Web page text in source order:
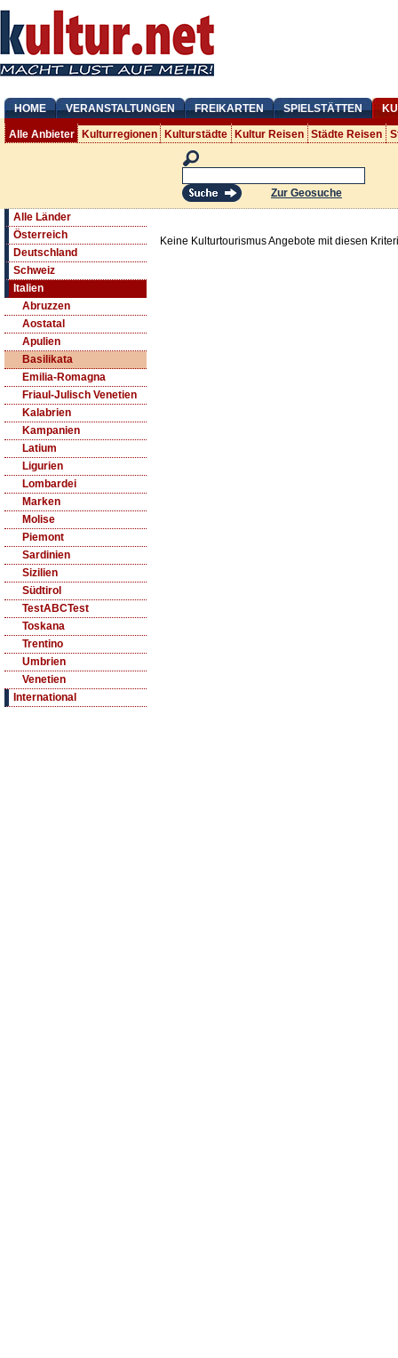
HOME VERANSTALTUNGEN FREIKARTEN SPIELSTÄTTEN
Alle Anbieter Kulturregionen Kulturstädte Kultur Reisen Städte Reisen
Zur Geosuche
Alle Länder
Österreich
Deutschland
Schweiz
Italien
Abruzzen
Aostatal
Apulien
Basilikata
Emilia-Romagna
Friaul-Julisch Venetien
Kalabrien
Kampanien
Latium
Ligurien
Lombardei
Marken
Molise
Piemont
Sardinien
Sizilien
Südtirol
TestABCTest
Toskana
Trentino
Umbrien
Venetien
International
Keine Kulturtourismus Angebote mit diesen